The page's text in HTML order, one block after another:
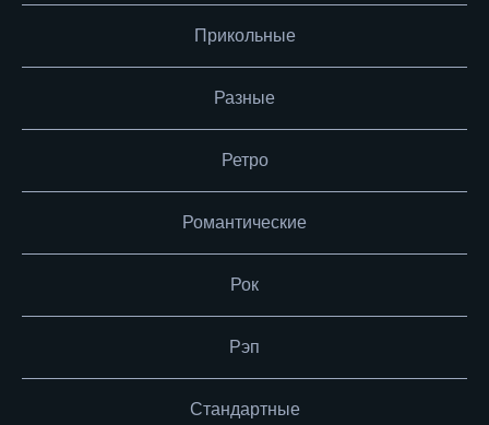
Прикольные
Разные
Ретро
Романтические
Рок
Рэп
Стандартные